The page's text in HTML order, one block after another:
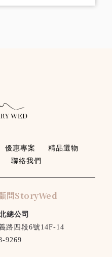
優惠專案
精品選物
聯絡我們
問StoryWed
總公司
路四段6號14F-14
9269